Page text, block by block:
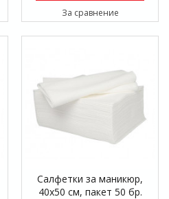
За сравнение
Салфетки за маникюр,
40х50 см, пакет 50 бр.